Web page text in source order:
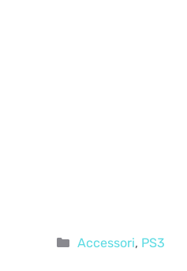
Categorie
Accessori, PS3